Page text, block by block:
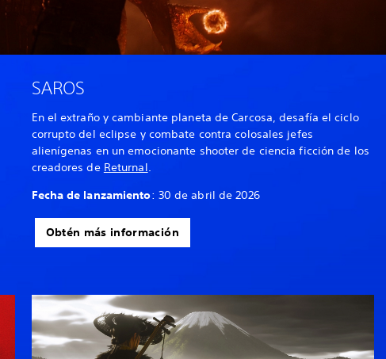
SAROS
En el extraño y cambiante planeta de Carcosa, desafía el ciclo
corrupto del eclipse y combate contra colosales jefes
alienígenas en un emocionante shooter de ciencia ficción de los
creadores de Returnal.
Fecha de lanzamiento: 30 de abril de 2026
Obtén más información